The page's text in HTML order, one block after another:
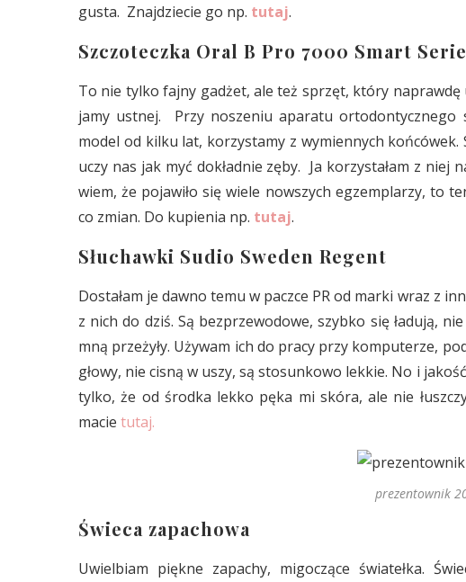
gusta. Znajdziecie go np. tutaj.
Szczoteczka Oral B Pro 7000 Smart
To nie tylko fajny gadżet, ale też sprzęt, który
jamy ustnej. Przy noszeniu aparatu ortodontycznego
model od kilku lat, korzystamy z wymiennych końcówek.
uczy nas jak myć dokładnie zęby. Ja korzystałam z
wiem, że pojawiło się wiele nowszych egzemplarzy, to
co zmian. Do kupienia np. tutaj.
Słuchawki Sudio Sweden Regent
Dostałam je dawno temu w paczce PR od marki wraz z
z nich do dziś. Są bezprzewodowe, szybko się ładują,
mną przeżyły. Używam ich do pracy przy komputerze,
głowy, nie cisną w uszy, są stosunkowo lekkie. No i
tylko, że od środka lekko pęka mi skóra, ale nie
macie tutaj.
prezentownik
Świeca zapachowa
Uwielbiam piękne zapachy, migoczące światełka.